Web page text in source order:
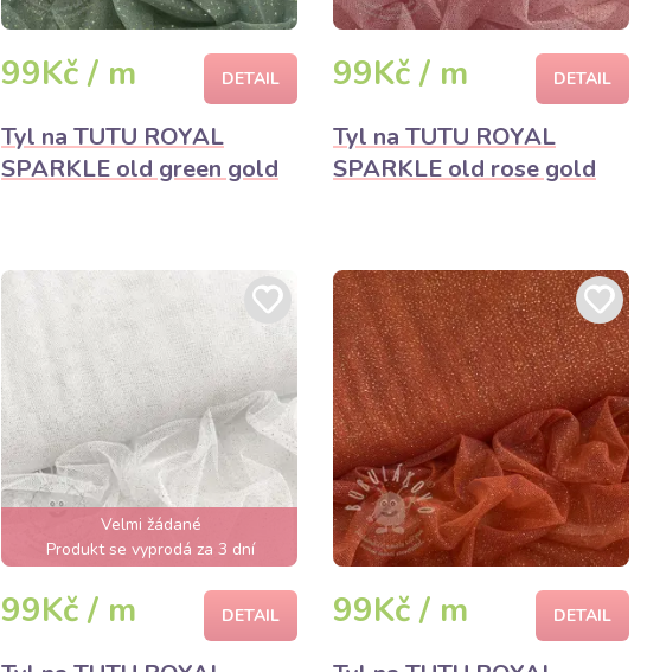
99Kč / m DETAIL
Tyl na TUTU ROYAL
SPARKLE old green gold
99Kč / m DETAIL
Tyl na TUTU ROYAL
SPARKLE old rose gold
Velmi žádané
Produkt se vyprodá za 3 dní
99Kč / m DETAIL 99Kč / m DETAIL